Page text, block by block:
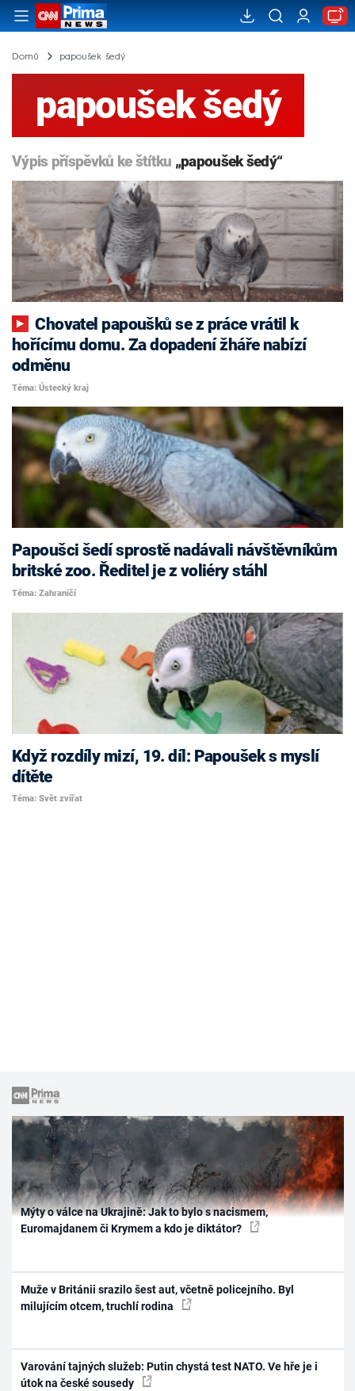
Domů papoušek šedý
papoušek šedý
Výpis příspěvků ke štítku „papoušek šedý“
Chovatel papoušků se z práce vrátil k
hořícímu domu. Za dopadení žháře nabízí
odměnu
Téma: Ústecký kraj
Papoušci šedí sprostě nadávali návštěvníkům
britské zoo. Ředitel je z voliéry stáhl
Téma: Zahraničí
Když rozdíly mizí, 19. díl: Papoušek s myslí
dítěte
Téma: Svět zvířat
Mýty o válce na Ukrajině: Jak to bylo s nacismem,
Euromajdanem či Krymem a kdo je diktátor?
Muže v Británii srazilo šest aut, včetně policejního. Byl
milujícím otcem, truchlí rodina
Varování tajných služeb: Putin chystá test NATO. Ve hře je i
útok na české sousedy